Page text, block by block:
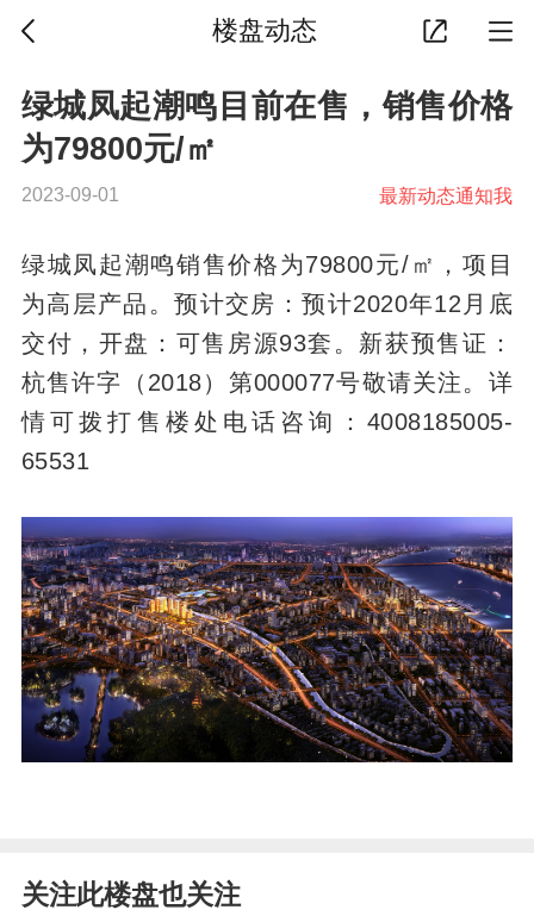
楼盘动态
绿城凤起潮鸣目前在售，销售价格
为79800元/㎡
2023-09-01 最新动态通知我
绿城凤起潮鸣销售价格为79800元/㎡，项目
为高层产品。预计交房：预计2020年12月底
交付，开盘：可售房源93套。新获预售证：
杭售许字（2018）第000077号敬请关注。详
情可拨打售楼处电话咨询：4008185005-
65531
关注此楼盘也关注